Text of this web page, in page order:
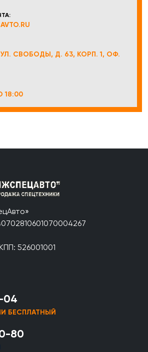
СВОБОДЫ, Д. 63, КОРП. 1, ОФ.
18:00
526001001
04
БЕСПЛАТНЫЙ
80